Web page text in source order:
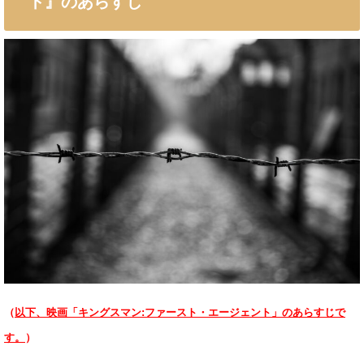
（ 以下、映画「キングスマン:ファースト・エージェント」のあらすじで
す。 ）